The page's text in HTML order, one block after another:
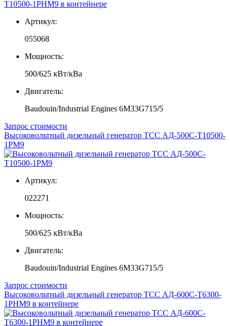
Артикул:
055068
Мощность:
500/625 кВт/кВа
Двигатель:
Baudouin/Industrial Engines 6M33G715/5
Запрос стоимости
Высоковольтный дизельный генератор ТСС АД-500С-Т10500-
1РМ9
Артикул:
022271
Мощность:
500/625 кВт/кВа
Двигатель:
Baudouin/Industrial Engines 6M33G715/5
Запрос стоимости
Высоковольтный дизельный генератор ТСС АД-600С-Т6300-
1РНМ9 в контейнере